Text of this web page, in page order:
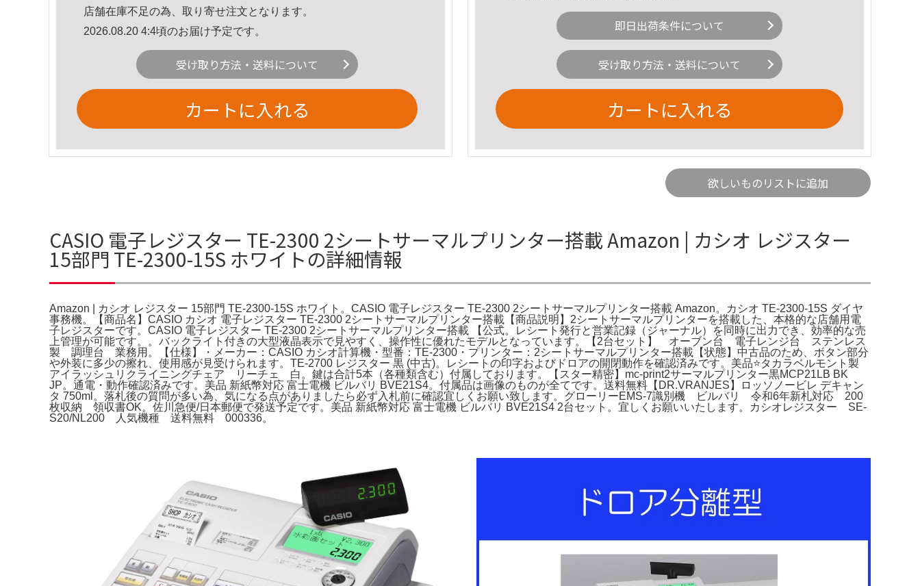
店舗在庫不足の為、取り寄せ注文となります。
2026.08.20 4:4頃のお届け予定です。
受け取り方法・送料について
カートに入れる
即日出荷条件について
受け取り方法・送料について
カートに入れる
欲しいものリストに追加
CASIO 電子レジスター TE-2300 2シートサーマルプリンター搭載 Amazon | カシオ レジスター
15部門 TE-2300-15S ホワイトの詳細情報
Amazon | カシオ レジスター 15部門 TE-2300-15S ホワイト。CASIO 電子レジスター TE-2300 2シートサーマルプリンター搭載 Amazon。カシオ TE-2300-15S ダイヤ
事務機。【商品名】CASIO カシオ 電子レジスター TE-2300 2シートサーマルプリンター搭載【商品説明】2シートサーマルプリンターを搭載した、本格的な店舗用電
子レジスターです。CASIO 電子レジスター TE-2300 2シートサーマルプリンター搭載 【公式。レシート発行と営業記録（ジャーナル）を同時に出力でき、効率的な売
上管理が可能です。。バックライト付きの大型液晶表示で見やすく、操作性に優れたモデルとなっています。【2台セット】 オーブン台 電子レンジ台 ステンレス
製 調理台 業務用。【仕様】・メーカー：CASIO カシオ計算機・型番：TE-2300・プリンター：2シートサーマルプリンター搭載【状態】中古品のため、ボタン部分
や外装に多少の擦れ、使用感が見受けられます。TE-2700 レジスター 黒 (中古)。レシートの印字およびドロアの開閉動作を確認済みです。美品⭐️タカラベルモント製
アイラッシュリクライニングチェア リーチェ 白。鍵は合計5本（各種類含む）付属しております。【スター精密】mc-print2サーマルプリンター黒MCP21LB BK
JP。通電・動作確認済みです。美品 新紙幣対応 富士電機 ビルバリ BVE21S4。付属品は画像のものが全てです。送料無料【DR.VRANJES】ロッソノービレ デキャン
タ 750ml。落札後の質問が多い為、気になる点がありましたら必ず入札前に確認宜しくお願い致します。グローリーEMS-7識別機 ビルバリ 令和6年新札対応 200
枚収納 領収書OK。佐川急便/日本郵便で発送予定です。美品 新紙幣対応 富士電機 ビルバリ BVE21S4 2台セット。宜しくお願いいたします。カシオレジスター SE-
S20/NL200 人気機種 送料無料 000336。